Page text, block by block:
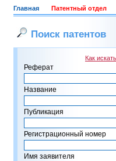
Главная Патентный отдел
Поиск патентов
Как
Реферат
Название
Публикация
Регистрационный номер
Имя заявителя